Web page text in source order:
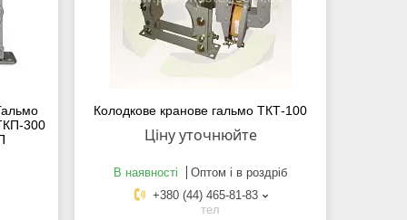
300
Колодкове кранове гальмо ТКТ-100
Ціну уточнюйте
В наявності
Оптом і в роздріб
+380 (44) 465-81-83
тел